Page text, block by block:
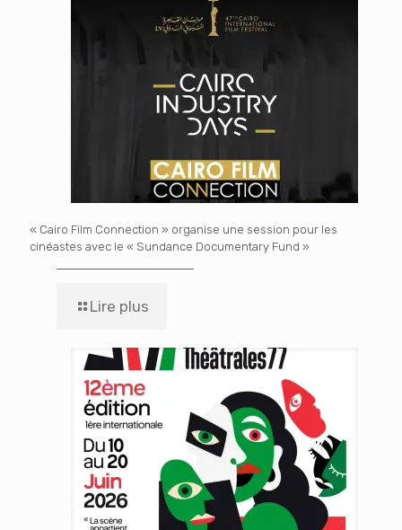
« Cairo Film Connection » organise une session pour les
cinéastes avec le « Sundance Documentary Fund »
Lire plus